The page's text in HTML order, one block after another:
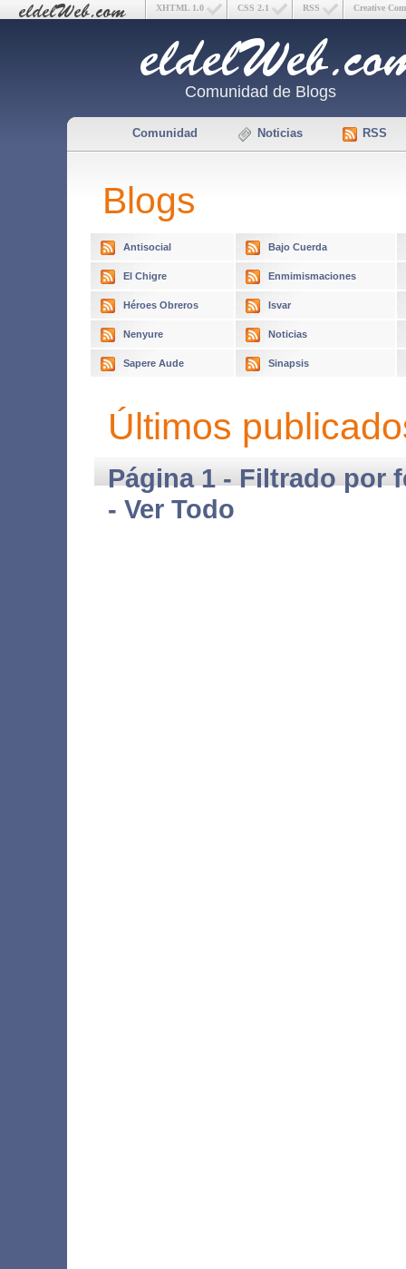
Creative
RSS
CSS 2.1
XHTML 1.0
Comunidad de Blogs
Comunidad Noticias RSS
Blogs
Antisocial Bajo Cuerda
El Chigre Enmimismaciones
Héroes Obreros Isvar
Nenyure Noticias
Sapere Aude Sinapsis
Últimos
Página 1 - Filtrado por
- Ver Todo